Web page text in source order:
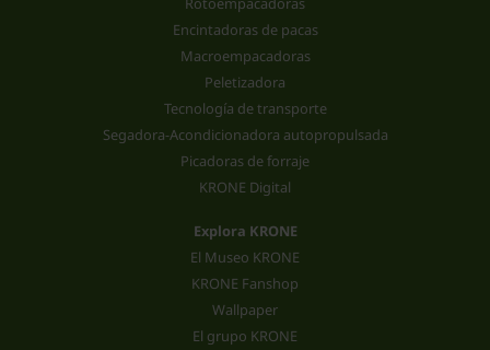
Encintadoras de pacas
Macroempacadoras
Peletizadora
Tecnología de transporte
Segadora-Acondicionadora autopropulsada
Picadoras de forraje
KRONE Digital
Explora KRONE
El Museo KRONE
KRONE Fanshop
Wallpaper
El grupo KRONE